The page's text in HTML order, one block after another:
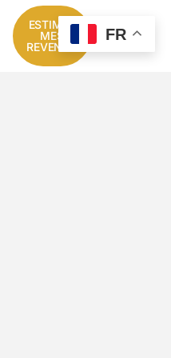
ESTIMER
MES
REVENUS
FR